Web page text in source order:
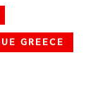
GREECE